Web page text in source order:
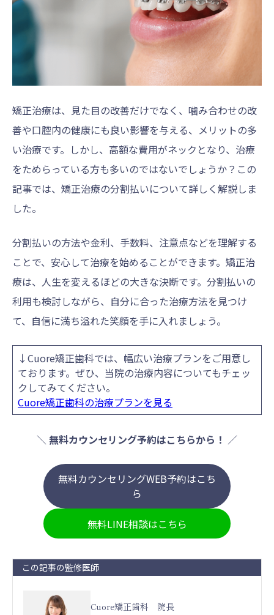
矯正治療は、見た目の改善だけでなく、噛み合わせの改
善や口腔内の健康にも良い影響を与える、メリットの多
い治療です。しかし、高額な費用がネックとなり、治療
をためらっている方も多いのではないでしょうか？この
記事では、矯正治療の分割払いについて詳しく解説しま
した。
分割払いの方法や金利、手数料、注意点などを理解する
ことで、安心して治療を始めることができます。矯正治
療は、人生を変えるほどの大きな決断です。分割払いの
利用も検討しながら、自分に合った治療方法を見つけ
て、自信に満ち溢れた笑顔を手に入れましょう。
↓Cuore矯正歯科では、幅広い治療プランをご用意し
ております。ぜひ、当院の治療内容についてもチェッ
クしてみてください。
Cuore矯正歯科の治療プランを見る
＼ 無料カウンセリング予約はこちらから！ ／
無料カウンセリングWEB予約はこち
ら
無料LINE相談はこちら
この記事の監修医師
Cuore矯正歯科 院長